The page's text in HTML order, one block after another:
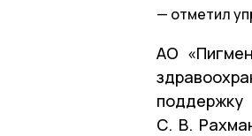
отметил
АО
С. В.